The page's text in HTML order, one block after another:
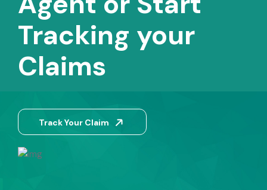
Tracking your
Claims
Track Your Claim